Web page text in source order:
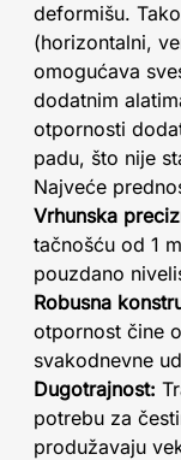
deformišu.
(horizontalni,
omogućava
dodatnim
otpornosti
padu, što nije
Najveće
Vrhunska
tačnošću od 1
pouzdano
Robusna
otpornost čine
svakodnevne
Dugotrajnost:
potrebu za
produžavaju